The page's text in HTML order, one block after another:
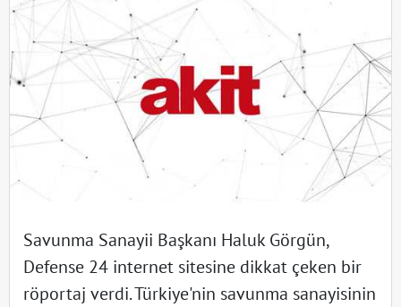
Savunma Sanayii Başkanı Haluk Görgün,
Defense 24 internet sitesine dikkat çeken bir
röportaj verdi. Türkiye'nin savunma sanayisinin